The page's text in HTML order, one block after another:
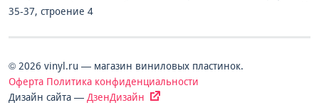
35-37, строение 4
© 2026 vinyl.ru — магазин виниловых пластинок.
Оферта Политика конфиденциальности
Дизайн сайта — ДзенДизайн